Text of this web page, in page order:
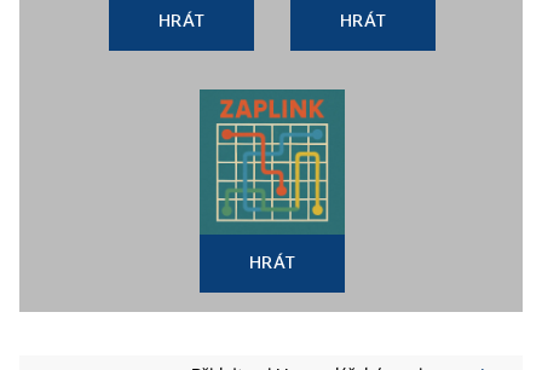
HRÁT HRÁT
HRÁT